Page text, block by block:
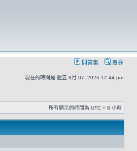
問答集 搜尋
現在的時間是 週五 8月 07, 2026 12:44 pm
所有顯示的時間為 UTC + 8 小時